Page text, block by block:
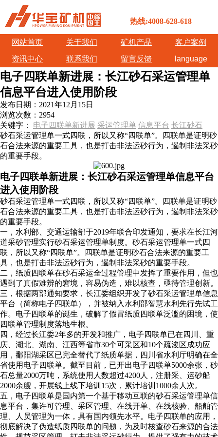
热线:4008-628-618
网站首页 关于我们 矿机产品
客户案例
资讯中心
联系我们 留言反馈 language
电子四联单新进展：长江砂石采运管理单
信息平台进入使用阶段
发布日期： 2021年12月15日
浏览次数： 2954
关键字： 电子四联单新进展 采运管理单 信息平台 长江砂石
砂石采运管理单一式四联，所以又称“四联单”。四联单是证明砂
石合法来源的重要工具，也是打击非法运砂行为，遏制非法采砂
的重要手段。
电子四联单新进展：长江砂石采运管理单信息平台
进入使用阶段
砂石采运管理单一式四联，所以又称“四联单”。四联单是证明砂
石合法来源的重要工具，也是打击非法运砂行为，遏制非法采砂
的重要手段。
一，水利部、交通运输部于2019年联合印发通知，要求在长江河
道采砂管理实行砂石采运管理单制度。砂石采运管理单一式四
联，所以又称“四联单”。四联单是证明砂石合法来源的重要工
具，也是打击非法运砂行为，遏制非法采砂的重要手段。
二，纸质四联单在砂石采运全过程管理中发挥了重要作用，但也
遇到了真假难辨的窘境，容易伪造，难以核查，亟待管理创新。
三，根据两部通知要求，长江委组织开发了砂石采运管理单信息
平台（简称电子四联单），并被纳入水利部智慧水利先行先试工
作。电子四联单的诞生，破解了假冒纸质四联单泛滥的困境，使
四联单管理制度落地生根。
四，经过长江委2年多的开发和推广，电子四联单已在四川、重
庆、湖北、湖南、江西等省市30个可采区和10个疏浚区成功应
用，鄱阳湖采区已完全替代了纸质单据，四川省水利厅明确在全
省使用电子四联单。截至目前，已开出电子四联单5000余张，砂
石总量2000万吨，系统使用人数超过4200人，注册采、运砂船
2000余艘，开展线上线下培训15次，累计培训1000余人次。
五，电子四联单是国内第一个基于移动互联的砂石采运管理单信
息平台，集许可管理、采区管理、在线开单、在线核验、船舶管
理、人员管理为一体，具有国内领先水平。电子四联单的应用，
彻底解决了伪造纸质四联单的问题，为及时核查砂石来源的合法